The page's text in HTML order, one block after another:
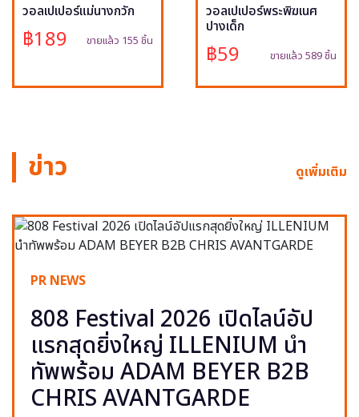
วอลเปเปอร์แม่นางกวัก
฿189 ขายแล้ว 155 ชิ้น
วอลเปเปอร์พระพิฆเนศ
ปางเด็ก
฿59 ขายแล้ว 589 ชิ้น
ข่าว ดูเพิ่มเติม
PR NEWS
808 Festival 2026 เปิดไลน์อัป
แรกสุดยิ่งใหญ่ ILLENIUM นำ
ทัพพร้อม ADAM BEYER B2B
CHRIS AVANTGARDE